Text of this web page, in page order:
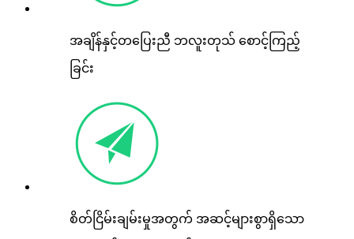
အချိန်နှင့်တပြေးညီ ဘလူးတုသ် စောင့်ကြည့်
ခြင်း
စိတ်ငြိမ်းချမ်းမှုအတွက် အဆင့်များစွာရှိသော